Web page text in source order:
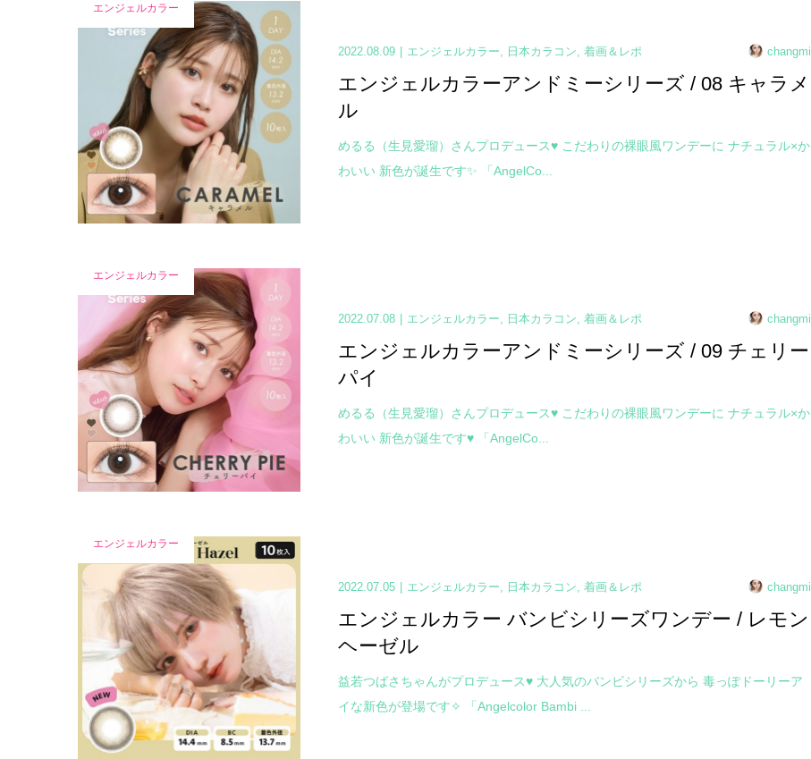
エンジェルカラー
2022.08.09 エンジェルカラー 日本カラコン ,着画＆レポ changmi
エンジェルカラーアンドミーシリーズ / 08 キャラメ
ル
めるる（生見愛瑠）さんプロデュース♥ こだわりの裸眼風ワンデーに ナチュラル×か
わいい 新色が誕生です✨ 「AngelCo...
エンジェルカラー
2022.07.08 エンジェルカラー, 日本カラコン,着画＆レポ changmi
エンジェルカラーアンドミーシリーズ / 09 チェリー
パイ
めるる（生見愛瑠）さんプロデュース♥ こだわりの裸眼風ワンデーに ナチュラル×か
わいい 新色が誕生です♥ 「AngelCo...
エンジェルカラー
2022.07.05 エンジェルカラー 日本カラコン ,着画＆レポ changmi
エンジェルカラー バンビシリーズワンデー / レモン
ヘーゼル
益若つばさちゃんがプロデュース♥ 大人気のバンビシリーズから 毒っぽドーリーア
イな新色が登場です✧ 「Angelcolor Bambi ...